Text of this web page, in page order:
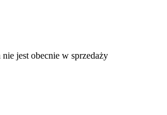
jest obecnie w sprzedaży